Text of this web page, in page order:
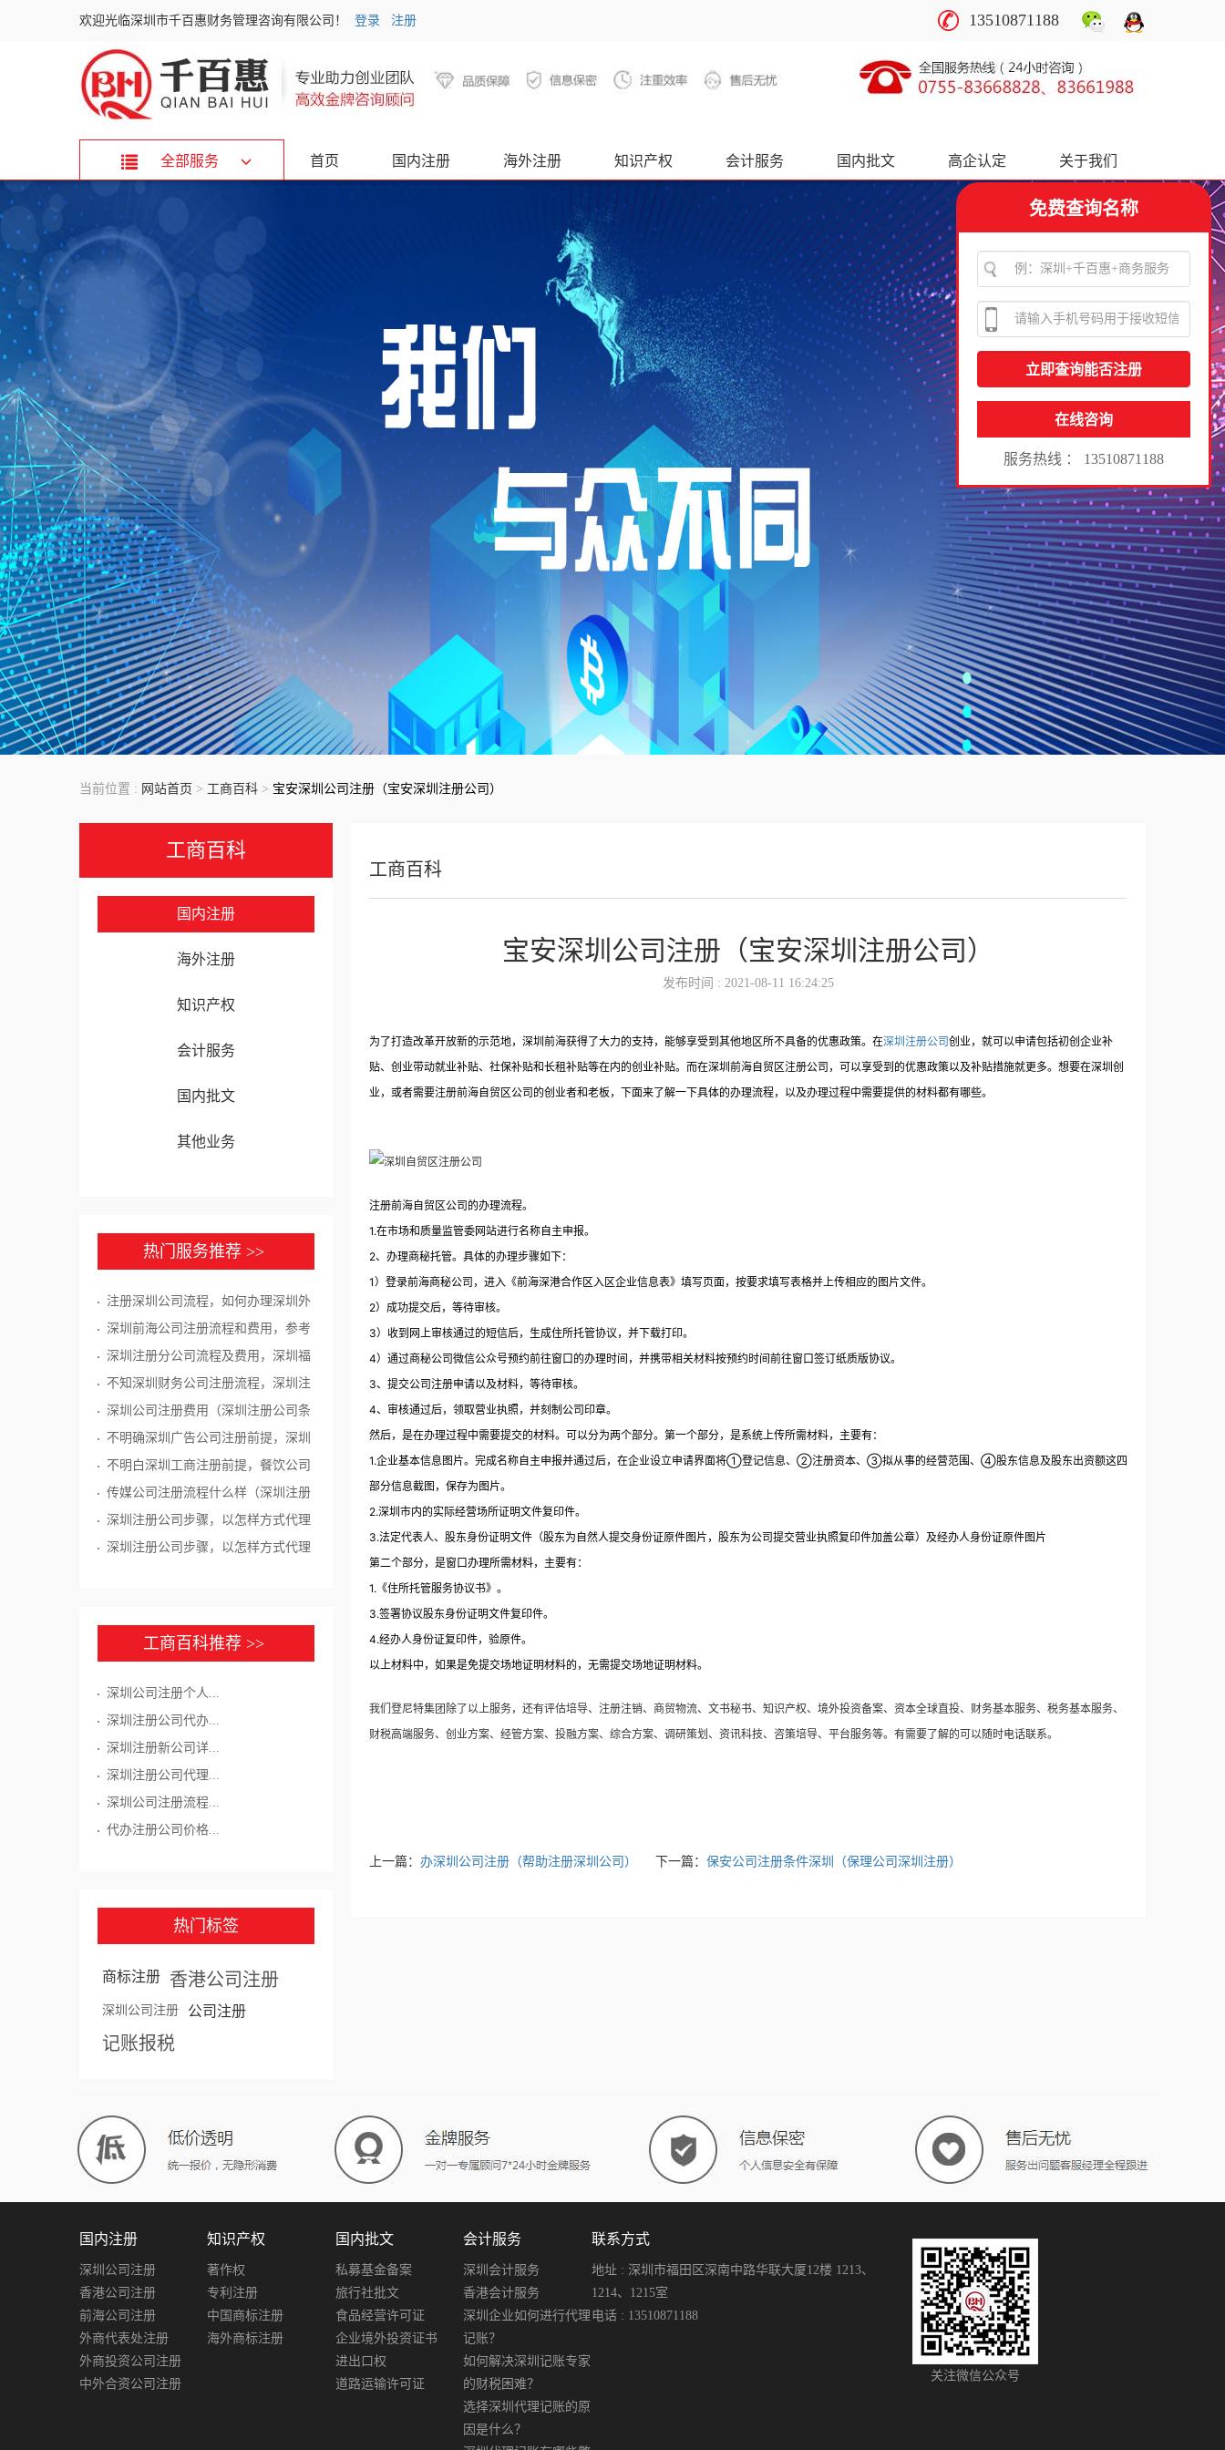
欢迎光临深圳市千百惠财务管理咨询有限公司！ 登录 注册 13510871188
首页 国内注册 海外注册 知识产权 会计服务 国内批文 高企认定 关于我们
免费查询名称
在线咨询
服务热线 ： 13510871188
全部服务
当前位置 : 网站首页 > 工商百科 > 宝安深圳公司注册（宝安深圳注册公司）
工商百科
国内注册
海外注册
知识产权
会计服务
国内批文
其他业务
热门服务推荐 >>
注册深圳公司流程，如何办理深圳外
资分公司注册手续
深圳前海公司注册流程和费用，参考
这家外资公司如何注册公司
深圳注册分公司流程及费用，深圳福
田办理外资公司注册
不知深圳财务公司注册流程，深圳注
册公司哪个够有实力
深圳公司注册费用（深圳注册公司条
件）
不明确深圳广告公司注册前提，深圳
公司注册哪家够有实力
不明白深圳工商注册前提，餐饮公司
注册哪处能力够强
传媒公司注册流程什么样（深圳注册
公司代办理）
深圳注册公司步骤，以怎样方式代理
餐饮公司注册-千百惠
深圳注册公司步骤，以怎样方式代理
工商百科推荐 >>
深圳公司注册个人...
深圳注册公司代办...
深圳注册新公司详...
深圳注册公司代理...
深圳公司注册流程...
代办注册公司价格...
热门标签
商标注册 香港公司注册
深圳公司注册 公司注册
记账报税
工商百科
宝安深圳公司注册（宝安深圳注册公司）
发布时间 : 2021-08-11 16:24:25
为了打造改革开放新的示范地，深圳前海获得了大力的支持，能够享受到其他地区所不具备的优惠政策。在深圳注册公司创业，就可以申请包括初创企业补
贴、创业带动就业补贴、社保补贴和长租补贴等在内的创业补贴。而在深圳前海自贸区注册公司，可以享受到的优惠政策以及补贴措施就更多。想要在深圳创
业，或者需要注册前海自贸区公司的创业者和老板，下面来了解一下具体的办理流程，以及办理过程中需要提供的材料都有哪些。
注册前海自贸区公司的办理流程。
1.在市场和质量监管委网站进行名称自主申报。
2、办理商秘托管。具体的办理步骤如下：
1）登录前海商秘公司，进入《前海深港合作区入区企业信息表》填写页面，按要求填写表格并上传相应的图片文件。
2）成功提交后，等待审核。
3）收到网上审核通过的短信后，生成住所托管协议，并下载打印。
4）通过商秘公司微信公众号预约前往窗口的办理时间，并携带相关材料按预约时间前往窗口签订纸质版协议。
3、提交公司注册申请以及材料，等待审核。
4、审核通过后，领取营业执照，并刻制公司印章。
然后，是在办理过程中需要提交的材料。可以分为两个部分。第一个部分，是系统上传所需材料，主要有：
1.企业基本信息图片。完成名称自主申报并通过后，在企业设立申请界面将①登记信息、②注册资本、③拟从事的经营范围、④股东信息及股东出资额这四
部分信息截图，保存为图片。
2.深圳市内的实际经营场所证明文件复印件。
3.法定代表人、股东身份证明文件（股东为自然人提交身份证原件图片，股东为公司提交营业执照复印件加盖公章）及经办人身份证原件图片
第二个部分，是窗口办理所需材料，主要有：
1.《住所托管服务协议书》。
3.签署协议股东身份证明文件复印件。
4.经办人身份证复印件，验原件。
以上材料中，如果是免提交场地证明材料的，无需提交场地证明材料。
我们登尼特集团除了以上服务，还有评估培导、注册注销、商贸物流、文书秘书、知识产权、境外投资备案、资本全球直投、财务基本服务、税务基本服务、
财税高端服务、创业方案、经管方案、投融方案、综合方案、调研策划、资讯科技、咨策培导、平台服务等。有需要了解的可以随时电话联系。
上一篇： 办深圳公司注册（帮助注册深圳公司） 下一篇： 保安公司注册条件深圳（保理公司深圳注册）
国内注册
深圳公司注册
香港公司注册
前海公司注册
外商代表处注册
外商投资公司注册
中外合资公司注册
知识产权
著作权
专利注册
中国商标注册
海外商标注册
国内批文
私募基金备案
旅行社批文
食品经营许可证
企业境外投资证书
进出口权
道路运输许可证
会计服务
深圳会计服务
香港会计服务
深圳企业如何进行代理
记账？
如何解决深圳记账专家
的财税困难？
选择深圳代理记账的原
因是什么？
联系方式
地址 : 深圳市福田区深南中路华联大厦12楼 1213、
1214、1215室
电话 : 13510871188
关注微信公众号